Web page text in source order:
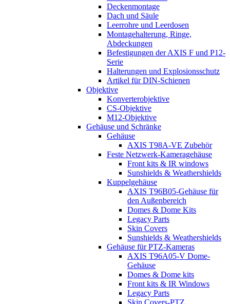
Deckenmontage
Dach und Säule
Leerrohre und Leerdosen
Montagehalterung, Ringe,
Abdeckungen
Befestigungen der AXIS F und P12-
Serie
Halterungen und Explosionsschutz
Artikel für DIN-Schienen
Objektive
Konverterobjektive
CS-Objektive
M12-Objektive
Gehäuse und Schränke
Gehäuse
AXIS T98A-VE Zubehör
Feste Netzwerk-Kameragehäuse
Front kits & IR windows
Sunshields & Weathershields
Kuppelgehäuse
AXIS T96B05-Gehäuse für
den Außenbereich
Domes & Dome Kits
Legacy Parts
Skin Covers
Sunshields & Weathershields
Gehäuse für PTZ-Kameras
AXIS T96A05-V Dome-
Gehäuse
Domes & Dome kits
Front kits & IR Windows
Legacy Parts
Skin Covers-PTZ